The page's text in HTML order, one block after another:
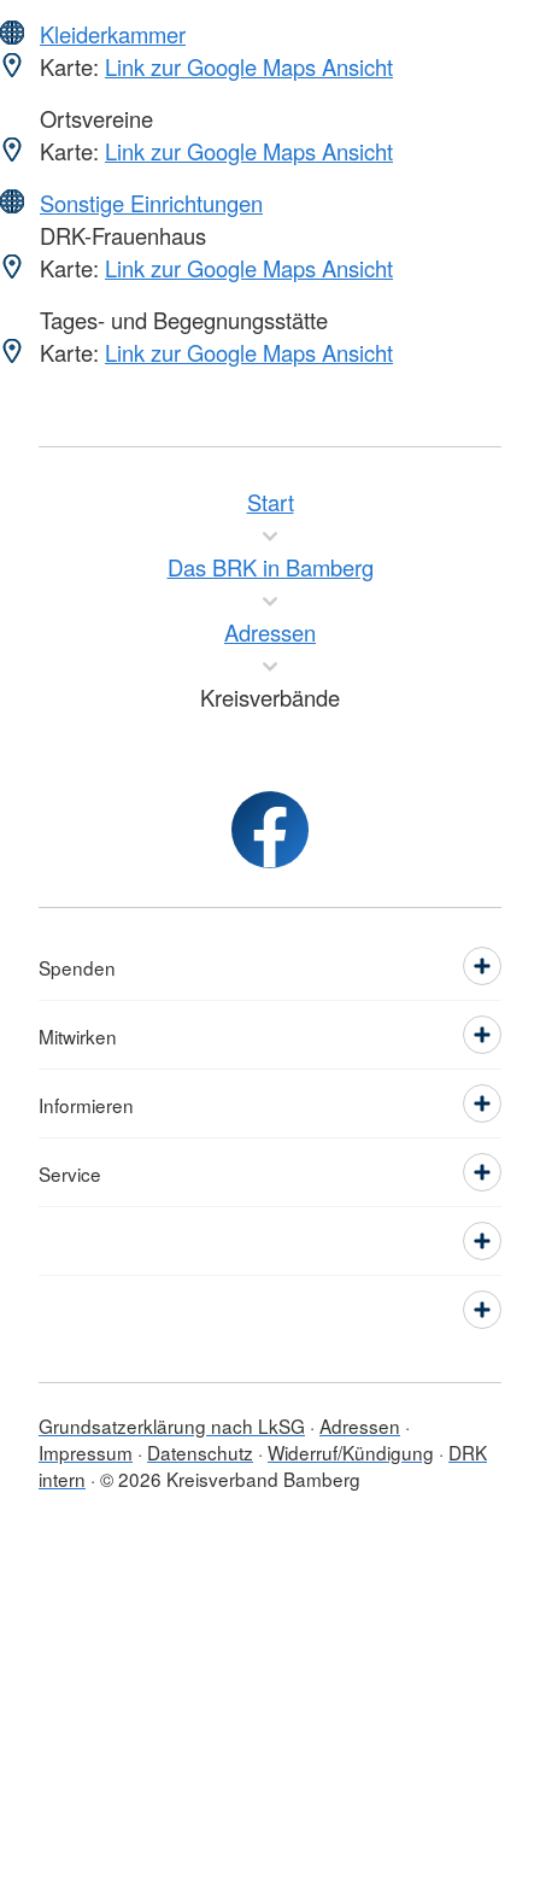
Kleiderkammer
Karte: Link zur Google Maps Ansicht
Ortsvereine
Karte: Link zur Google Maps Ansicht
Sonstige Einrichtungen
DRK-Frauenhaus
Karte: Link zur Google Maps Ansicht
Tages- und Begegnungsstätte
Karte: Link zur Google Maps Ansicht
Start
Das BRK in Bamberg
Adressen
Kreisverbände
Spenden
Mitwirken
Informieren
Service
Grundsatzerklärung nach LkSG Adressen
Impressum
Datenschutz Widerruf/Kündigung
DRK
intern © 2026 Kreisverband Bamberg